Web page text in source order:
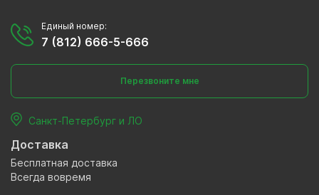
Единый номер:
7 (812) 666-5-666
Перезвоните мне
Санкт-Петербург и ЛО
Доставка
Бесплатная доставка
Всегда вовремя